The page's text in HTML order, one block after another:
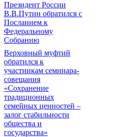
Президент России
В.В.Путин обратился с
Посланием к
Федеральному
Собранию
Верховный муфтий
обратился к
участникам семинара-
совещания
«Сохранение
традиционных
семейных ценностей –
залог стабильности
общества и
государства»